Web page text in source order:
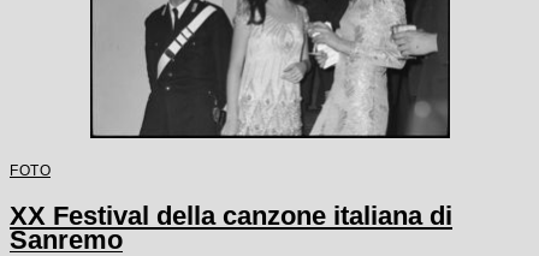
FOTO
XX Festival della canzone italiana di
Sanremo